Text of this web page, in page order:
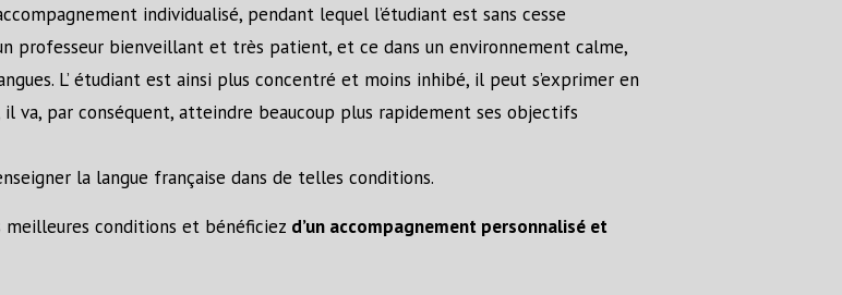
individualisé, pendant lequel l’étudiant est sans cesse
professeur bienveillant et très patient, et ce dans un environnement calme,
L’ étudiant est ainsi plus concentré et moins inhibé, il peut s’exprimer en
va, par conséquent, atteindre beaucoup plus rapidement ses objectifs
la langue française dans de telles conditions.
meilleures conditions et bénéficiez d’un accompagnement personnalisé et